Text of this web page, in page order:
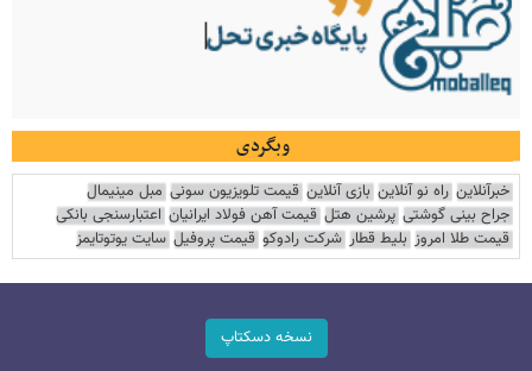
وبگردی
خبرآنلاین راه نو آنلاین بازی آنلاین قیمت تلویزیون سونی مبل مینیمال
جراح بینی گوشتی پرشین هتل قیمت آهن فولاد ایرانیان اعتبارسنجی بانکی
قیمت طلا امروز بلیط قطار شرکت رادوکو قیمت پروفیل سایت یوتوتایمز
نسخه دسکتاپ